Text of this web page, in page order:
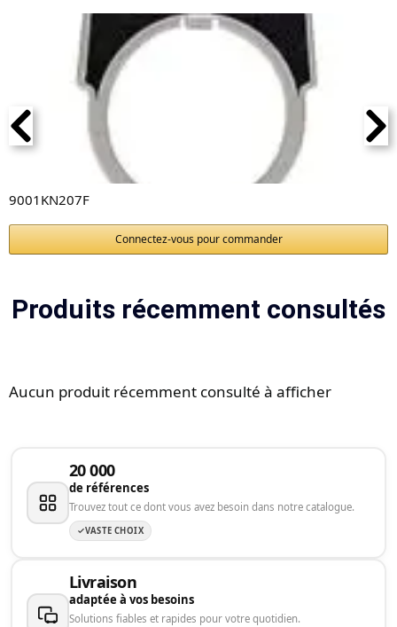
9001KN207F
Connectez-vous pour commander
Produits récemment consultés
Aucun produit récemment consulté à afficher
20 000
de références
Trouvez tout ce dont vous avez besoin dans notre catalogue.
VASTE CHOIX
Livraison
adaptée à vos besoins
Solutions fiables et rapides pour votre quotidien.